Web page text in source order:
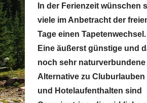
In der Ferienzeit wünschen
viele im Anbetracht der
Tage einen Tapetenwechsel.
Eine äußerst günstige und
noch sehr naturverbundene
Alternative zu Cluburlauben
und Hotelaufenthalten sind